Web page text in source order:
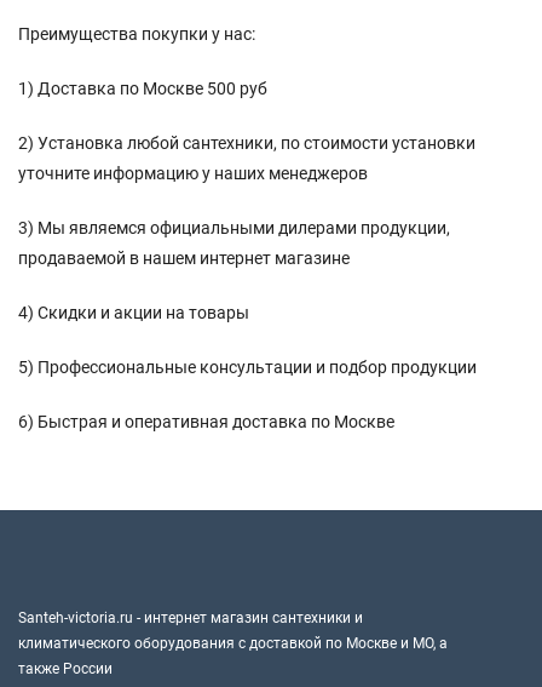
Преимущества покупки у нас:
1) Доставка по Москве 500 руб
2) Установка любой сантехники, по стоимости установки
уточните информацию у наших менеджеров
3) Мы являемся официальными дилерами продукции,
продаваемой в нашем интернет магазине
4) Скидки и акции на товары
5) Профессиональные консультации и подбор продукции
6) Быстрая и оперативная доставка по Москве
Santeh-victoria.ru - интернет магазин сантехники и
климатического оборудования с доставкой по Москве и МО, а
также России